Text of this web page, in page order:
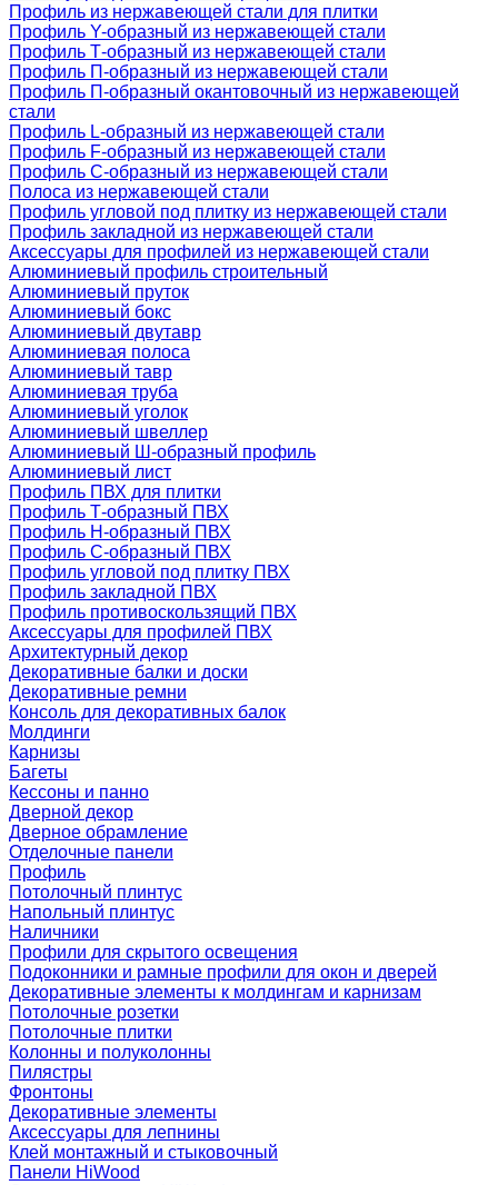
Профиль из нержавеющей стали для плитки
Профиль Y-образный из нержавеющей стали
Профиль Т-образный из нержавеющей стали
Профиль П-образный из нержавеющей стали
Профиль П-образный окантовочный из нержавеющей
стали
Профиль L-образный из нержавеющей стали
Профиль F-образный из нержавеющей стали
Профиль C-образный из нержавеющей стали
Полоса из нержавеющей стали
Профиль угловой под плитку из нержавеющей стали
Профиль закладной из нержавеющей стали
Аксессуары для профилей из нержавеющей стали
Алюминиевый профиль строительный
Алюминиевый пруток
Алюминиевый бокс
Алюминиевый двутавр
Алюминиевая полоса
Алюминиевый тавр
Алюминиевая труба
Алюминиевый уголок
Алюминиевый швеллер
Алюминиевый Ш-образный профиль
Алюминиевый лист
Профиль ПВХ для плитки
Профиль Т-образный ПВХ
Профиль H-образный ПВХ
Профиль C-образный ПВХ
Профиль угловой под плитку ПВХ
Профиль закладной ПВХ
Профиль противоскользящий ПВХ
Аксессуары для профилей ПВХ
Архитектурный декор
Декоративные балки и доски
Декоративные ремни
Консоль для декоративных балок
Молдинги
Карнизы
Багеты
Кессоны и панно
Дверной декор
Дверное обрамление
Отделочные панели
Профиль
Потолочный плинтус
Напольный плинтус
Наличники
Профили для скрытого освещения
Подоконники и рамные профили для окон и дверей
Декоративные элементы к молдингам и карнизам
Потолочные розетки
Потолочные плитки
Колонны и полуколонны
Пилястры
Фронтоны
Декоративные элементы
Аксессуары для лепнины
Клей монтажный и стыковочный
Панели HiWood